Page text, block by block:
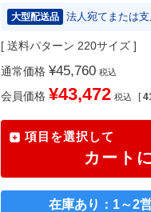
大型配送品 法人宛てまたは
送料パターン 220サイズ
通常価格 ¥45,760 税込
会員価格 ¥43,472 税込 [
項目を選択して
カート
在庫あり：1～2